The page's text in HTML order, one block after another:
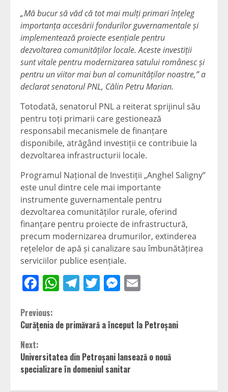
„Mă bucur să văd că tot mai mulți primari înțeleg
importanța accesării fondurilor guvernamentale și
implementează proiecte esențiale pentru
dezvoltarea comunităților locale. Aceste investiții
sunt vitale pentru modernizarea satului românesc și
pentru un viitor mai bun al comunităților noastre,” a
declarat senatorul PNL, Călin Petru Marian.
Totodată, senatorul PNL a reiterat sprijinul său
pentru toți primarii care gestionează
responsabil mecanismele de finanțare
disponibile, atrăgând investiții ce contribuie la
dezvoltarea infrastructurii locale.
Programul Național de Investiții „Anghel Saligny”
este unul dintre cele mai importante
instrumente guvernamentale pentru
dezvoltarea comunităților rurale, oferind
finanțare pentru proiecte de infrastructură,
precum modernizarea drumurilor, extinderea
rețelelor de apă și canalizare sau îmbunătățirea
serviciilor publice esențiale.
Facebook
WhatsApp
Telegram
TwitterMessenger
Continue
Reading
Previous:
Curățenia de primăvară a început la Petroșani
Next:
Universitatea din Petroșani lansează o nouă
specializare în domeniul sanitar